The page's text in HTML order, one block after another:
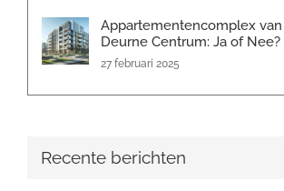
Appartementencomplex
Deurne Centrum: Ja of Nee?
27 februari 2025
Recente berichten